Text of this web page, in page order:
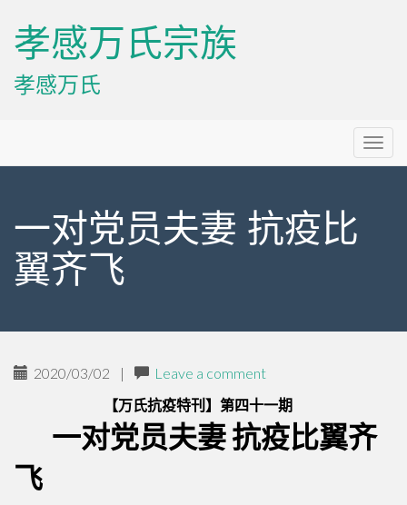
孝感万氏宗族
孝感万氏
Menu
一对党员夫妻 抗疫比
翼齐飞
2020/03/02 |
Leave a comment
【万氏抗疫特刊】第四十一期
一对党员夫妻 抗疫比翼齐
飞